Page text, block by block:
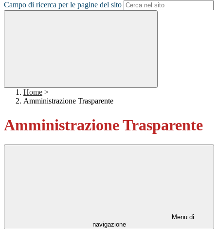
Campo di ricerca per le pagine del sito
Home >
Amministrazione Trasparente
Amministrazione Trasparente
Menu di
navigazione